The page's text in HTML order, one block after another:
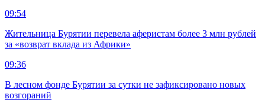
09:54
Жительница Бурятии перевела аферистам более 3 млн рублей
за «возврат вклада из Африки»
09:36
В лесном фонде Бурятии за сутки не зафиксировано новых
возгораний